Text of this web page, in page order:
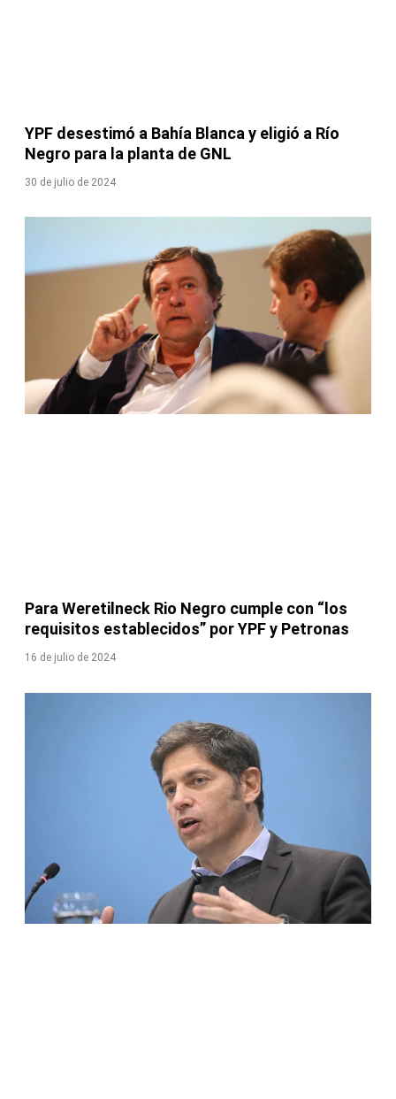
YPF desestimó a Bahía Blanca y eligió a Río
Negro para la planta de GNL
30 de julio de 2024
Para Weretilneck Rio Negro cumple con “los
requisitos establecidos” por YPF y Petronas
16 de julio de 2024